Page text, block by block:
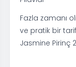
Fazla zamanı
ve pratik bir
Jasmine Pirinç